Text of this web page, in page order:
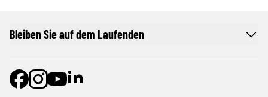
Bleiben Sie auf dem Laufenden